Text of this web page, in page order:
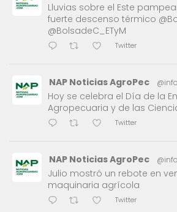
Lluvias sobre el Este
fuerte descenso térmico
@BolsadeC_ETyM
Twitter
NAP Noticias AgroPec
Hoy se celebra el Día de la
Agropecuaria y de las
Twitter
NAP Noticias AgroPec
Julio mostró un rebote en
maquinaria agrícola
Twitter